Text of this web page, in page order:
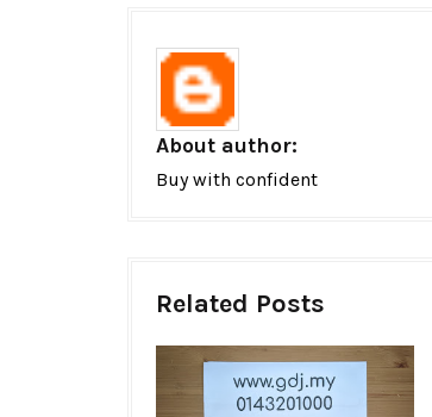
About author:
Buy with confident
Related Posts